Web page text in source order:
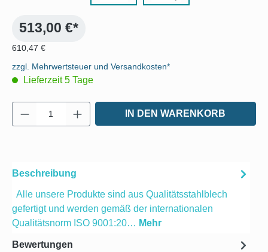
513,00 €*
610,47 €
zzgl. Mehrwertsteuer und Versandkosten*
Lieferzeit 5 Tage
Produkt Anzahl: Gib den gewünschten
IN DEN WARENKORB
Beschreibung
Alle unsere Produkte sind aus Qualitätsstahlblech
gefertigt und werden gemäß der internationalen
Qualitätsnorm ISO 9001:20… Mehr
Bewertungen